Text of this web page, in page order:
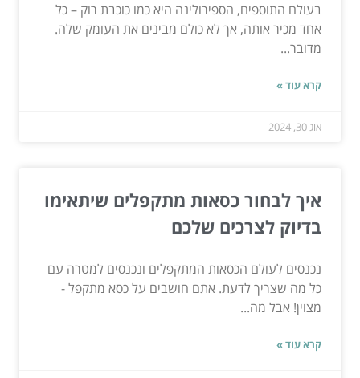
בעולם התוספים, הספירולינה היא כמו כוכבת רוק – כל
אחד מכיר אותה, אך לא כולם מבינים את העומק שלה.
מדובר...
קרא עוד »
אוג 30, 2024
איך לבחור כסאות מתקפלים שיתאימו
בדיוק לצרכים שלכם
נכנסים לעולם הכסאות המתקפלים ונכנסים למטרה עם
כל מה שצריך לדעת. אתם חושבים על כסא מתקפל -
מצוין! אבל מה...
קרא עוד »